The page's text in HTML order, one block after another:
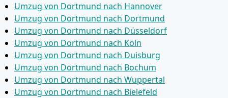
Umzug von Dortmund nach Hannover
Umzug von Dortmund nach Dortmund
Umzug von Dortmund nach Düsseldorf
Umzug von Dortmund nach Köln
Umzug von Dortmund nach Duisburg
Umzug von Dortmund nach Bochum
Umzug von Dortmund nach Wuppertal
Umzug von Dortmund nach Bielefeld